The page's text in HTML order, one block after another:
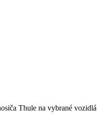
Thule na vybrané vozidlá